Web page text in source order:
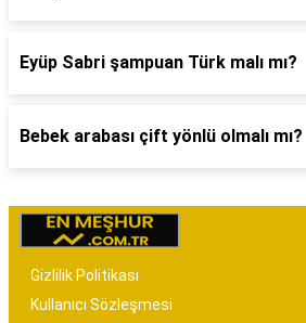
Eyüp Sabri şampuan Türk malı mı?
Bebek arabası çift yönlü olmalı mı?
Gizlilik Politikası
Kullanıcı Sözleşmesi